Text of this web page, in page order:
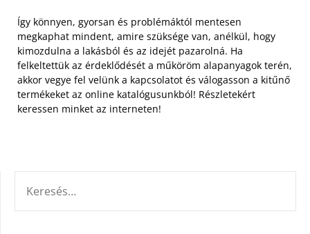
Így könnyen, gyorsan és problémáktól mentesen
megkaphat mindent, amire szüksége van, anélkül, hogy
kimozdulna a lakásból és az idejét pazarolná. Ha
felkeltettük az érdeklődését a műköröm alapanyagok terén,
akkor vegye fel velünk a kapcsolatot és válogasson a kitűnő
termékeket az online katalógusunkból! Részletekért
keressen minket az interneten!